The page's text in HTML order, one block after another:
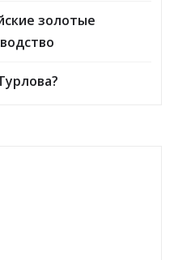
золотые